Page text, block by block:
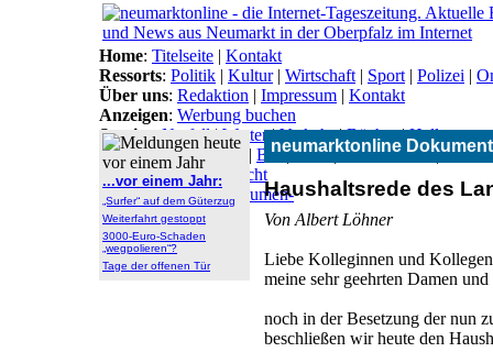
neumarktonline
Haushaltsrede des
Von Albert Löhner
Liebe Kolleginnen und
meine sehr geehrten Damen
noch in der Besetzung der nun
beschließen wir heute den
...vor einem Jahr:
„Surfer“ auf dem Güterzug
Weiterfahrt gestoppt
3000-Euro-Schaden
„wegpolieren“?
Tage der offenen Tür
Home: Titelseite | Kontakt
Ressorts: Politik | Kultur| Wirtschaft | Sport | Polizei |
Über uns: Redaktion | Impressum | Kontakt
Anzeigen: Werbung buchen
Service: Notfall | Wetter|Verkehr|Bücher|Hallo
Themen:Arbeitsamt | BN|CSU|Freie Wähler|
Lokal-Links:Übersicht
Archiv:Archiv|Dokumen-
tationen